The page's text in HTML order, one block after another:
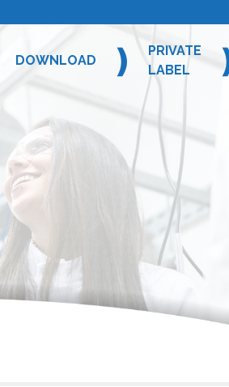
DOWNLOAD ❫
PRIVATE
LABEL